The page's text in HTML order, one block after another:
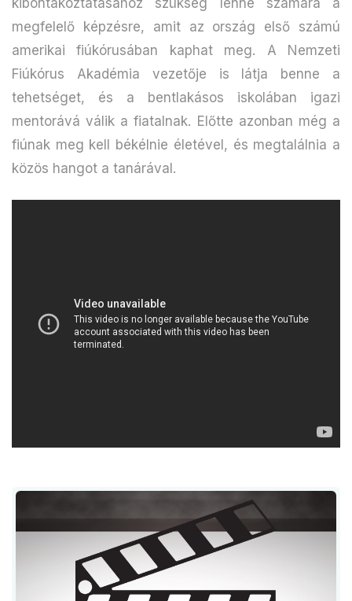
kibontakoztatásához szükség lenne számára a
megfelelő képzésre, amit az ország első számú
amerikai fiúkórusában kaphat meg. A Nemzeti
Fiúkórus Akadémia vezetője is látja benne a
tehetséget, és a bentlakásos iskolában igazi
mentorává válik a fiatalnak. Előtte azonban még a
fiúnak meg kell békélnie életével, és megtalálnia a
közös hangot a tanárával.